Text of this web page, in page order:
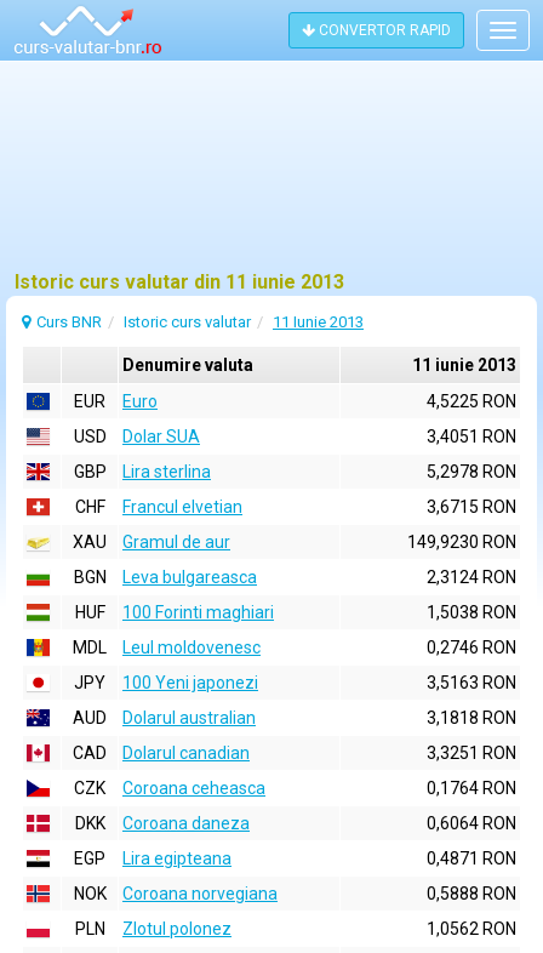
CONVERTOR RAPID
Istoric curs valutar din 11 iunie 2013
Curs BNR Istoric curs valutar 11 Iunie 2013
Denumire valuta
11 iunie 2013
EUR
Euro
4,5225 RON
USD
Dolar SUA
3,4051 RON
GBP
Lira sterlina
5,2978 RON
CHF
Francul elvetian
3,6715 RON
XAU
Gramul de aur
149,9230 RON
BGN
Leva bulgareasca
2,3124 RON
HUF
100 Forinti maghiari
1,5038 RON
MDL
Leul moldovenesc
0,2746 RON
JPY
100 Yeni japonezi
3,5163 RON
AUD
Dolarul australian
3,1818 RON
CAD
Dolarul canadian
3,3251 RON
CZK
Coroana ceheasca
0,1764 RON
DKK
Coroana daneza
0,6064 RON
EGP
Lira egipteana
0,4871 RON
NOK
Coroana norvegiana
0,5888 RON
PLN
Zlotul polonez
1,0562 RON